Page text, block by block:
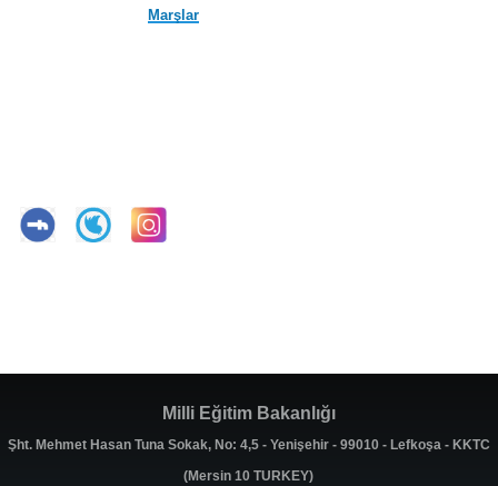
Marşlar
Milli Eğitim Bakanlığı
Şht. Mehmet Hasan Tuna Sokak, No: 4,5 - Yenişehir - 99010 - Lefkoşa - KKTC
(Mersin 10 TURKEY)